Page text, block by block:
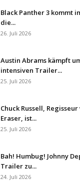
Black Panther 3 kommt
die...
26. Juli 2026
Austin Abrams kämpft
intensiven Trailer...
25. Juli 2026
Chuck Russell,
Eraser, ist...
25. Juli 2026
Bah! Humbug! Johnny
Trailer zu...
24. Juli 2026